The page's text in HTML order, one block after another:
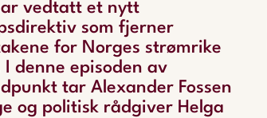
vedtatt et nytt
som fjerner
for Norges strømrike
I denne episoden av
tar Alexander Fossen
og politisk rådgiver Helga